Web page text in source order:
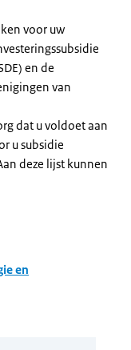
voor uw
en de
van
dat u voldoet aan
u subsidie
deze lijst kunnen
en